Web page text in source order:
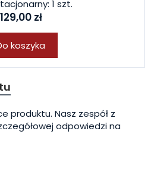
1 szt.
129,00 zł
koszyka
produktu. Nasz zespół z
odpowiedzi na